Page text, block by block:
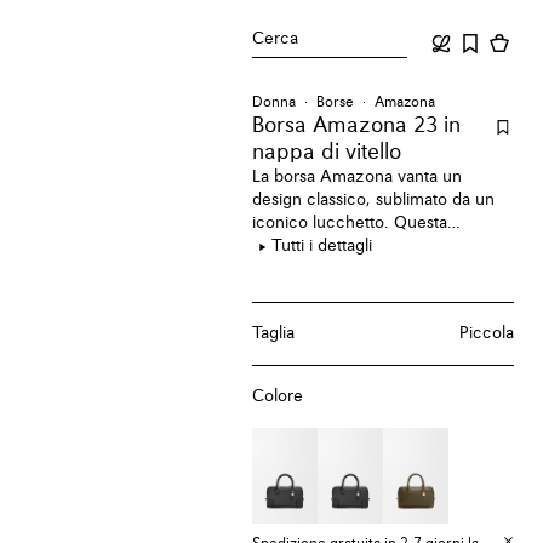
Cerca
Donna Borse Amazona
Borsa Amazona 23 in
nappa di vitello
La borsa Amazona vanta un
design classico, sublimato da un
iconico lucchetto. Questa
versione è realizzata in nappa di
Tutti i dettagli
Taglia Piccola
Colore